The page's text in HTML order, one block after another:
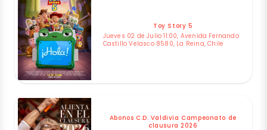
Toy Story 5
Jueves 02 de Julio 11:00, Avenida Fernando
Castillo Velasco 8580, La Reina, Chile
Abonos C.D. Valdivia Campeonato de
clausura 2026